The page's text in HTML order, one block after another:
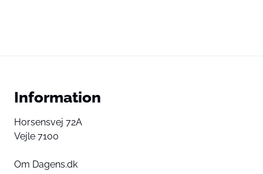
Information
Horsensvej 72A
Vejle 7100
Om Dagens.dk